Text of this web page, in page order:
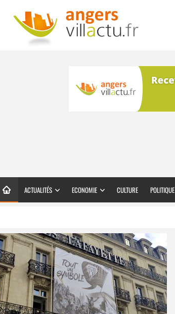
ACTUALITÉS ECONOMIE CULTURE POLITIQUE